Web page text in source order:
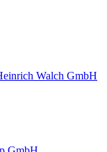
Walch GmbH